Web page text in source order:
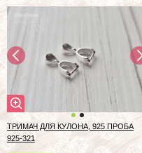
ТРИМАЧ ДЛЯ КУЛОНА, 925 ПРОБА
925-321